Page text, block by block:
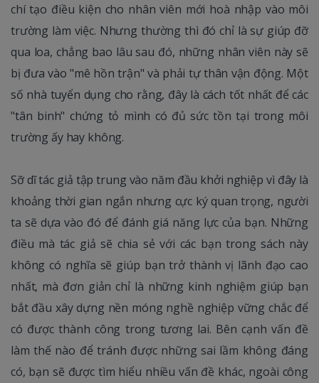
chí tạo điều kiện cho nhân viên mới hoà nhập vào môi
trường làm việc. Nhưng thường thì đó chỉ là sự giúp đỡ
qua loa, chẳng bao lâu sau đó, những nhân viên này sẽ
bị đưa vào "mê hồn trận" và phải tự thân vận động. Một
số nhà tuyển dụng cho rằng, đây là cách tốt nhất để các
"tân binh" chứng tỏ mình có đủ sức tồn tại trong môi
trường ấy hay không.
Sỡ dĩ tác giả tập trung vào năm đầu khởi nghiệp vì đây là
khoảng thời gian ngắn nhưng cực ký quan trọng, người
ta sẽ dựa vào đó để đánh giá năng lực của bạn. Những
điều mà tác giả sẽ chia sẻ với các bạn trong sách này
không có nghĩa sẽ giúp bạn trở thành vị lãnh đạo cao
nhất, mà đơn giản chỉ là những kinh nghiệm giúp bạn
bắt đầu xây dựng nền móng nghề nghiệp vững chắc để
có được thành công trong tương lai. Bên cạnh vấn đề
làm thế nào để tránh được những sai lầm không đáng
có, bạn sẽ được tìm hiểu nhiều vấn đề khác, ngoài công